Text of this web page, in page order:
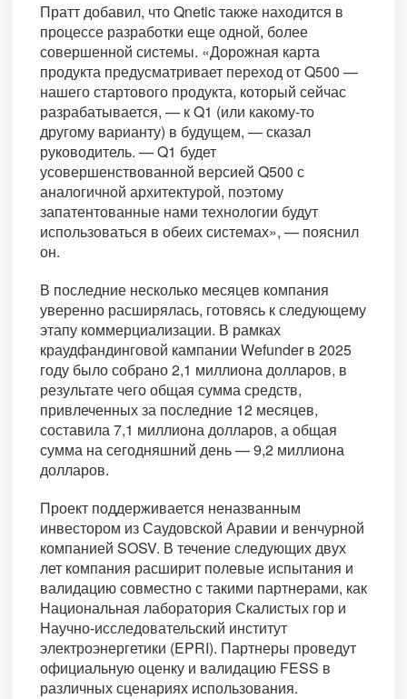
Пратт добавил, что Qnetic также находится в
процессе разработки еще одной, более
совершенной системы. «Дорожная карта
продукта предусматривает переход от Q500 —
нашего стартового продукта, который сейчас
разрабатывается, — к Q1 (или какому-то
другому варианту) в будущем, — сказал
руководитель. — Q1 будет
усовершенствованной версией Q500 с
аналогичной архитектурой, поэтому
запатентованные нами технологии будут
использоваться в обеих системах», — пояснил
он.
В последние несколько месяцев компания
уверенно расширялась, готовясь к следующему
этапу коммерциализации. В рамках
краудфандинговой кампании Wefunder в 2025
году было собрано 2,1 миллиона долларов, в
результате чего общая сумма средств,
привлеченных за последние 12 месяцев,
составила 7,1 миллиона долларов, а общая
сумма на сегодняшний день — 9,2 миллиона
долларов.
Проект поддерживается неназванным
инвестором из Саудовской Аравии и венчурной
компанией SOSV. В течение следующих двух
лет компания расширит полевые испытания и
валидацию совместно с такими партнерами, как
Национальная лаборатория Скалистых гор и
Научно-исследовательский институт
электроэнергетики (EPRI). Партнеры проведут
официальную оценку и валидацию FESS в
различных сценариях использования.